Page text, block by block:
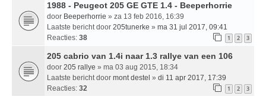
1988 - Peugeot 205 GE GTE 1.4 - Beeperhorrie
door Beeperhorrie » za 13 feb 2016, 16:39
Laatste bericht door 205tunerke » ma 31 jul 2017, 09:41
Reacties: 38 1 2 3
205 cabrio van 1.4i naar 1.3 rallye van een 106
door 205 rallye » ma 03 aug 2015, 18:34
Laatste bericht door mont destel » di 11 apr 2017, 17:39
Reacties: 32 1 2 3